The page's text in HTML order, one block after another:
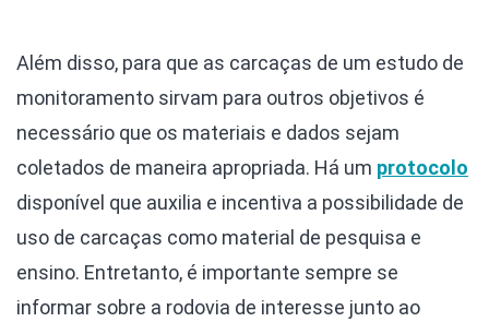
Além disso, para que as carcaças de um estudo de
monitoramento sirvam para outros objetivos é
necessário que os materiais e dados sejam
coletados de maneira apropriada. Há um protocolo
disponível que auxilia e incentiva a possibilidade de
uso de carcaças como material de pesquisa e
ensino. Entretanto, é importante sempre se
informar sobre a rodovia de interesse junto ao